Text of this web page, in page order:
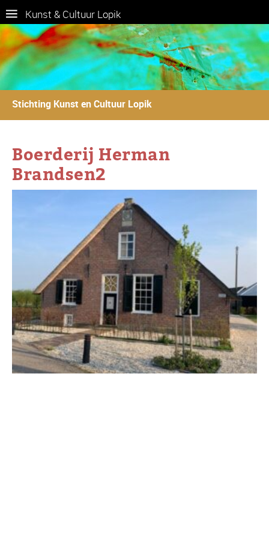
Kunst & Cultuur Lopik
Stichting Kunst en Cultuur Lopik
Boerderij Herman
Brandsen2